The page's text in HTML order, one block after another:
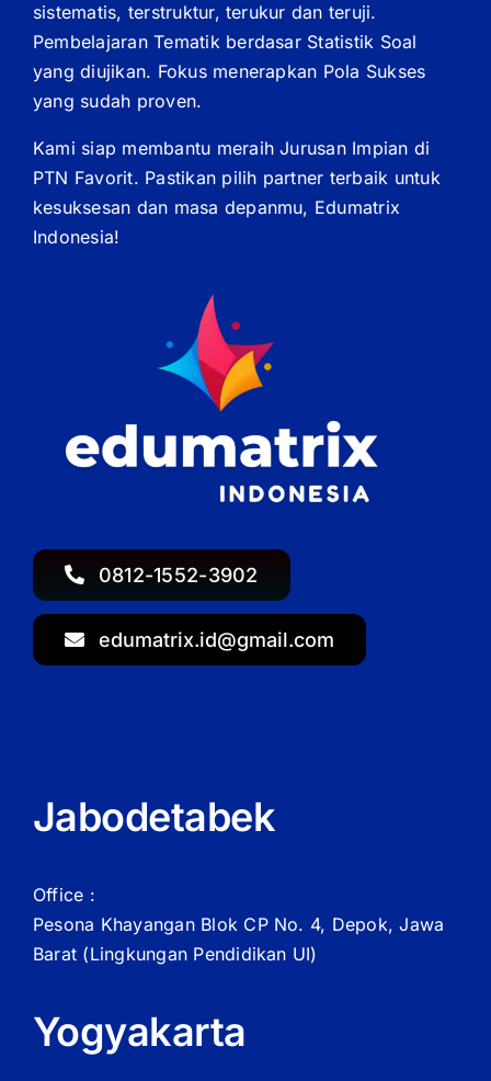
0812-1552-3902
edumatrix.id@gmail.com
sistematis, terstruktur, terukur dan teruji.
Pembelajaran Tematik berdasar Statistik Soal
yang diujikan. Fokus menerapkan Pola Sukses
yang sudah proven.
Kami siap membantu meraih Jurusan Impian di
PTN Favorit. Pastikan pilih partner terbaik untuk
kesuksesan dan masa depanmu, Edumatrix
Indonesia!
Jabodetabek
Office :
Pesona Khayangan Blok CP No. 4, Depok, Jawa
Barat (Lingkungan Pendidikan UI)
Yogyakarta